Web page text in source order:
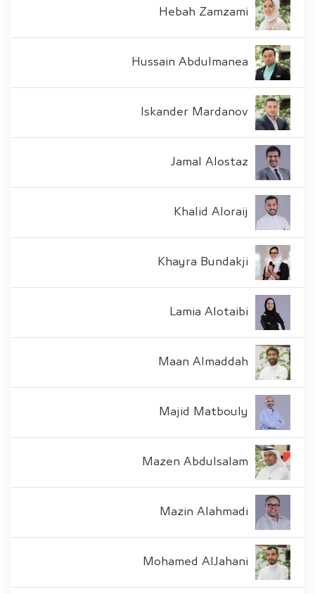
Hebah Zamzami
Hussain Abdulmanea
Iskander Mardanov
Jamal Alostaz
Khalid Aloraij
Khayra Bundakji
Lamia Alotaibi
Maan Almaddah
Majid Matbouly
Mazen Abdulsalam
Mazin Alahmadi
Mohamed AlJahani